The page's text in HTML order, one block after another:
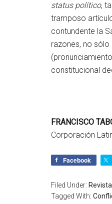
status político,
tramposo
contundente la
razones, no sólo
constitucional
FRANCISCO
Corporación
Facebook
Filed Under:
Tagged With: